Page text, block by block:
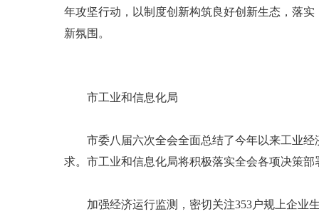
年攻坚行动，以制度创新构筑良好创新生态，落
新氛围。
市工业和信息化局
市委八届六次全会全面总结了今年以来工业经
求。市工业和信息化局将积极落实全会各项决策
加强经济运行监测，密切关注353户规上企业生